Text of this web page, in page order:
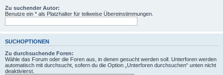
Zu suchender Autor:
Benutze ein * als Platzhalter für teilweise Übereinstimmungen.
SUCHOPTIONEN
Zu durchsuchende Foren:
Wähle das Forum oder die Foren aus, in denen gesucht werden soll. Unterforen werden
automatisch mit durchsucht, sofern du die Option „Unterforen durchsuchen“ unten nicht
deaktivierst.